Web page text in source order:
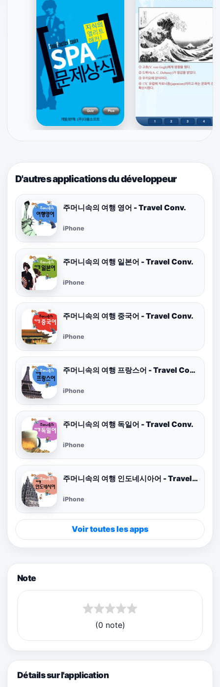
D'autres applications du développeur
주머니속의 여행 영어 - Travel Conv.
iPhone
주머니속의 여행 일본어 - Travel Conv.
iPhone
주머니속의 여행 중국어 - Travel Conv.
iPhone
주머니속의 여행 프랑스어 - Travel Conv.
iPhone
주머니속의 여행 독일어 - Travel Conv.
iPhone
주머니속의 여행 인도네시아어 - Travel Conv.
iPhone
Voir toutes les apps
Note
(0 note)
Détails sur l'application